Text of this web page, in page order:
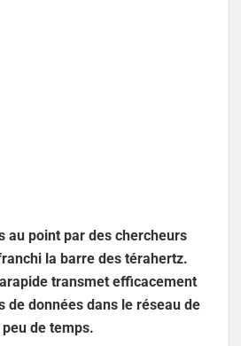
au point par des chercheurs
la barre des térahertz.
transmet efficacement
de données dans le réseau de
de temps.